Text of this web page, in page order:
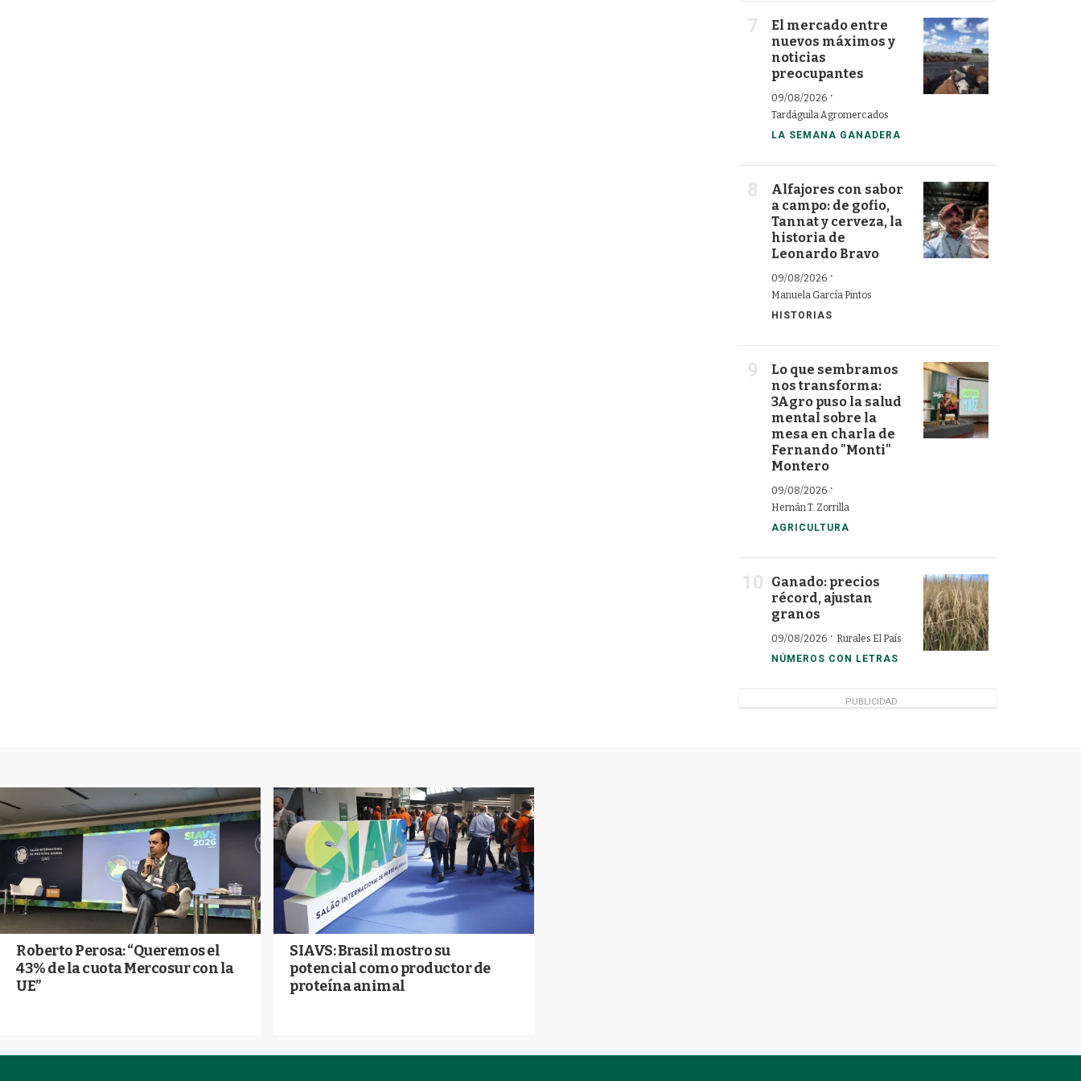
El mercado entre
nuevos máximos y
noticias
preocupantes
09/08/2026 ·
Tardáguila Agromercados
LA SEMANA GANADERA
Alfajores con sabor
a campo: de gofio,
Tannat y cerveza, la
historia de
Leonardo Bravo
09/08/2026 ·
Manuela García Pintos
HISTORIAS
Lo que sembramos
nos transforma:
3Agro puso la salud
mental sobre la
mesa en charla de
Fernando "Monti"
Montero
09/08/2026 ·
Hernán T. Zorrilla
AGRICULTURA
Ganado: precios
récord, ajustan
granos
09/08/2026 · Rurales El País
NÚMEROS CON LETRAS
PUBLICIDAD
Roberto Perosa: “Queremos el
43% de la cuota Mercosur con la
UE”
SIAVS: Brasil mostro su
potencial como productor de
proteína animal